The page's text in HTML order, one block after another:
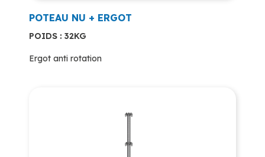
POTEAU NU + ERGOT
POIDS : 32KG
Ergot anti rotation